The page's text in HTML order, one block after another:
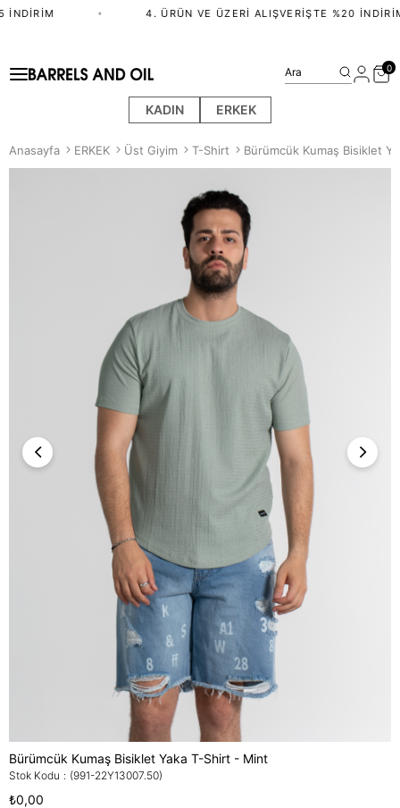
4. ÜRÜN VE ÜZERI ALIŞVERIŞTE %20 İNDIRIM
KADIN ERKEK
Ara 0
Anasayfa ERKEK Üst Giyim T-Shirt Bürümcük Kumaş Bisiklet
Bürümcük Kumaş Bisiklet Yaka T-Shirt - Mint
Stok Kodu (991-22Y13007.50)
₺0,00